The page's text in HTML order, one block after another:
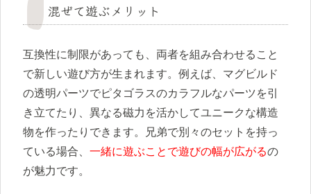
混ぜて遊ぶメリット
互換性に制限があっても、両者を組み合わせること
で新しい遊び方が生まれます。例えば、マグビルド
の透明パーツでピタゴラスのカラフルなパーツを引
き立てたり、異なる磁力を活かしてユニークな構造
物を作ったりできます。兄弟で別々のセットを持っ
ている場合、 一緒に遊ぶことで遊びの幅が広がるの
が魅力です。